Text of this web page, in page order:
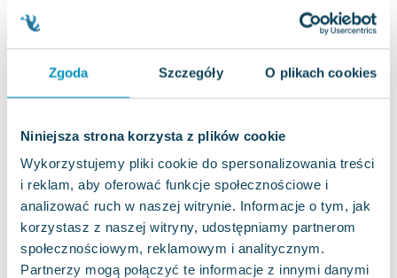
Zgoda Szczegóły O plikach cookies
Niniejsza strona korzysta z plików cookie
Wykorzystujemy pliki cookie do spersonalizowania treści
i reklam, aby oferować funkcje społecznościowe i
analizować ruch w naszej witrynie. Informacje o tym, jak
korzystasz z naszej witryny, udostępniamy partnerom
społecznościowym, reklamowym i analitycznym.
Partnerzy mogą połączyć te informacje z innymi danymi